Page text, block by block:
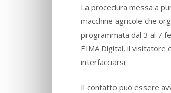
La procedura messa a
macchine agricole che
programmata dal 3 al 7
EIMA Digital, il visitatore
interfacciarsi.
Il contatto può essere